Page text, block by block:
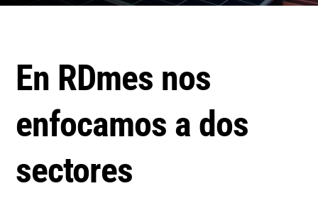
En RDmes nos
enfocamos a dos
sectores